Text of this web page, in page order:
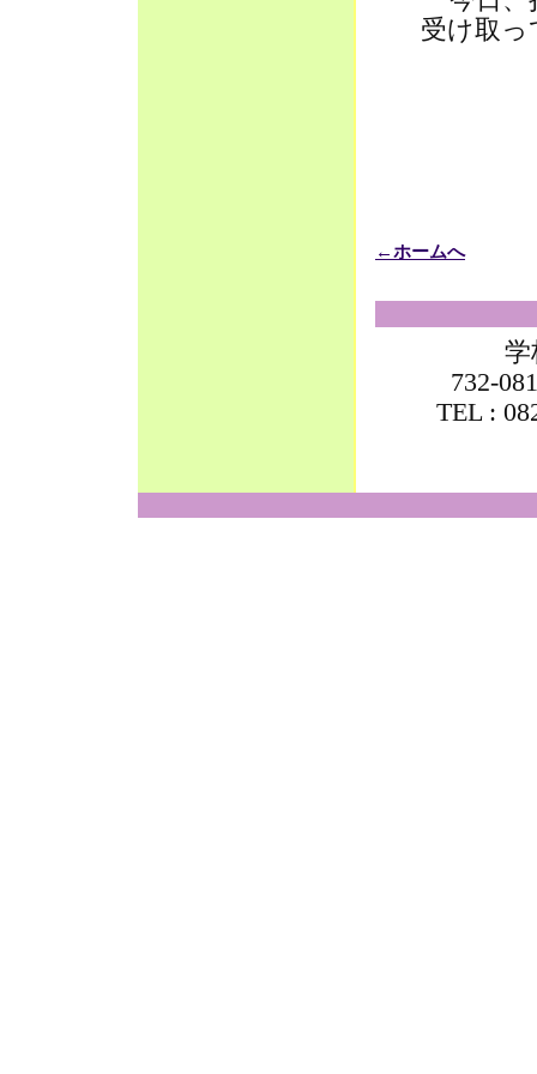
受け取
←ホームへ
732-
TEL :